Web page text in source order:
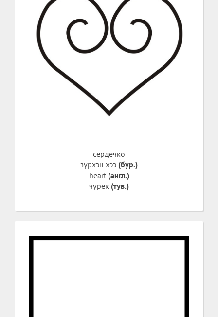
сердечко
зүрхэн хээ (бур.)
heart (англ.)
чүрек (тув.)